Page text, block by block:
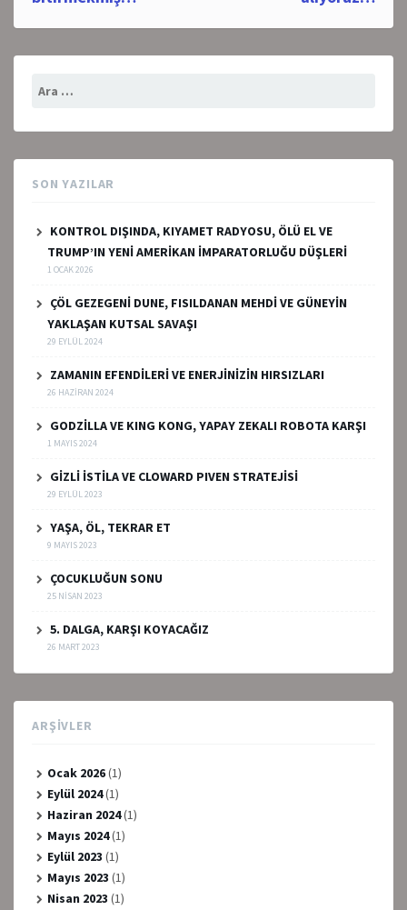
SON YAZILAR
KONTROL DIŞINDA, KIYAMET RADYOSU, ÖLÜ EL VE
TRUMP’IN YENİ AMERİKAN İMPARATORLUĞU DÜŞLERİ
1 OCAK 2026
ÇÖL GEZEGENİ DUNE, FISILDANAN MEHDİ VE GÜNEYİN
YAKLAŞAN KUTSAL SAVAŞI
29 EYLÜL 2024
ZAMANIN EFENDİLERİ VE ENERJİNİZİN HIRSIZLARI
26 HAZIRAN 2024
GODZİLLA VE KING KONG, YAPAY ZEKALI ROBOTA KARŞI
1 MAYIS 2024
GİZLİ İSTİLA VE CLOWARD PIVEN STRATEJİSİ
29 EYLÜL 2023
YAŞA, ÖL, TEKRAR ET
9 MAYIS 2023
ÇOCUKLUĞUN SONU
25 NISAN 2023
5. DALGA, KARŞI KOYACAĞIZ
26 MART 2023
ARŞIVLER
Ocak 2026(1)
Eylül 2024(1)
Haziran 2024(1)
Mayıs 2024(1)
Eylül 2023 (1)
Mayıs 2023 (1)
Nisan 2023 (1)